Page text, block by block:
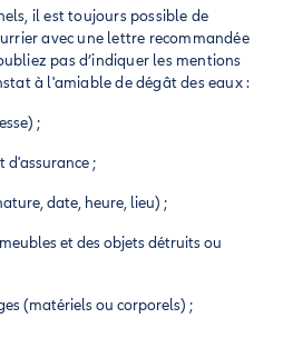
il est toujours possible de
avec une lettre recommandée
pas d’indiquer les mentions
à l'amiable de dégât des eaux :
;
d'assurance ;
date, heure, lieu) ;
et des objets détruits ou
(matériels ou corporels) ;